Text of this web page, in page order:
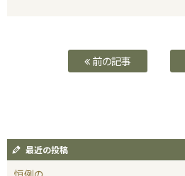
前の記事
最近の投稿